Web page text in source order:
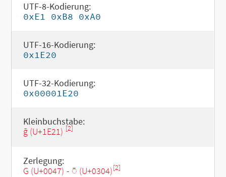
UTF-8-Kodierung:
0xE1 0xB8 0xA0
UTF-16-Kodierung:
0x1E20
UTF-32-Kodierung:
0x00001E20
Kleinbuchstabe:
ḡ (U+1E21) [2]
Zerlegung:
G (U+0047) - ◌̄ (U+0304)[2]